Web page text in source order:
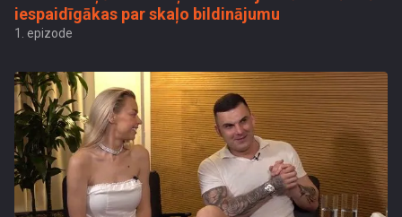
iespaidīgākas par skaļo bildinājumu
1. epizode